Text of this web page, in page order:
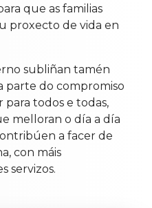
que as familias
proxecto de vida en
subliñan tamén
parte do compromiso
todos e todas,
melloran o día a día
a facer de
con máis
servizos.